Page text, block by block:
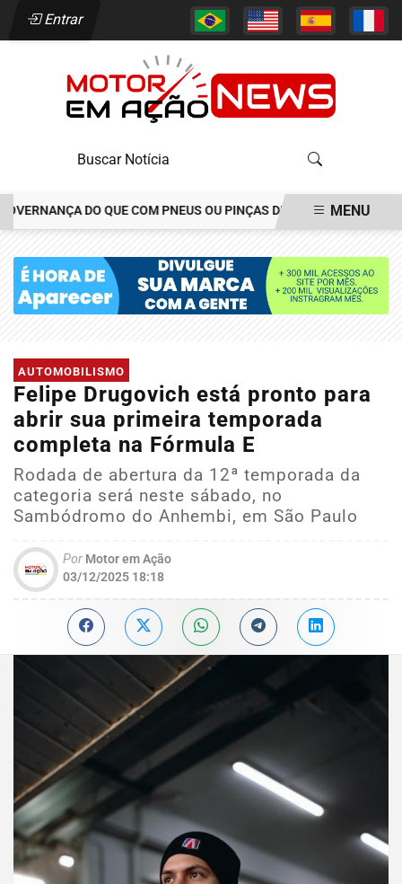
Entrar
DO QUE COM PNEUS OU PINÇAS DE FREIOS JOÃO
MENU
AUTOMOBILISMO
Felipe Drugovich está pronto para
abrir sua primeira temporada
completa na Fórmula E
Rodada de abertura da 12ª temporada da
categoria será neste sábado, no
Sambódromo do Anhembi, em São Paulo
Por Motor em Ação
03/12/2025 18:18